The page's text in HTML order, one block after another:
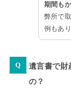
期間も
弊所で
例もあり
遺言書で財
の？